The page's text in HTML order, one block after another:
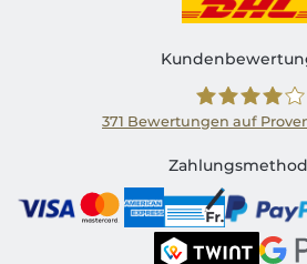
Shirtinator
371 Bewertungen auf